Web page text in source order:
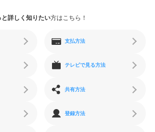
と詳しく知りたい方はこちら！
支払方法
テレビで見る方法
共有方法
登録方法